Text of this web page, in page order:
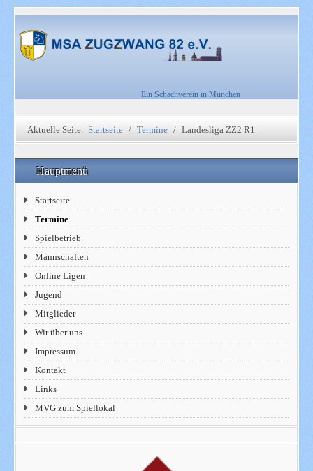
Ein Schachverein in München
Aktuelle Seite: Startseite Termine Landesliga ZZ2 R1
Hauptmenü
Startseite
Termine
Spielbetrieb
Mannschaften
Online Ligen
Jugend
Mitglieder
Wir über uns
Impressum
Kontakt
Links
MVG zum Spiellokal